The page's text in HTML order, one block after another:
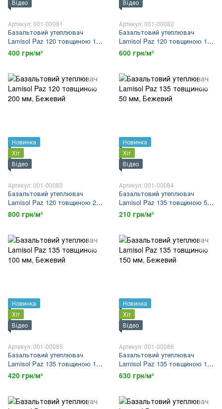
Відео
Артикул: 001-00081
Базальтовий утеплювач
Lamisol Paz 120 товщиною 100
мм
400 грн/м²
Відео
Артикул: 001-00082
Базальтовий утеплювач
Lamisol Paz 120 товщиною 150
мм
600 грн/м²
Новинка
Хіт
Відео
Артикул: 001-00083
Базальтовий утеплювач
Lamisol Paz 120 товщиною 200
мм
800 грн/м²
Новинка
Хіт
Відео
Артикул: 001-00084
Базальтовий утеплювач
Lamisol Paz 135 товщиною 50
мм
210 грн/м²
Новинка
Хіт
Відео
Артикул: 001-00085
Базальтовий утеплювач
Lamisol Paz 135 товщиною 100
мм
420 грн/м²
Новинка
Хіт
Відео
Артикул: 001-00086
Базальтовий утеплювач
Lamisol Paz 135 товщиною 150
мм
630 грн/м²